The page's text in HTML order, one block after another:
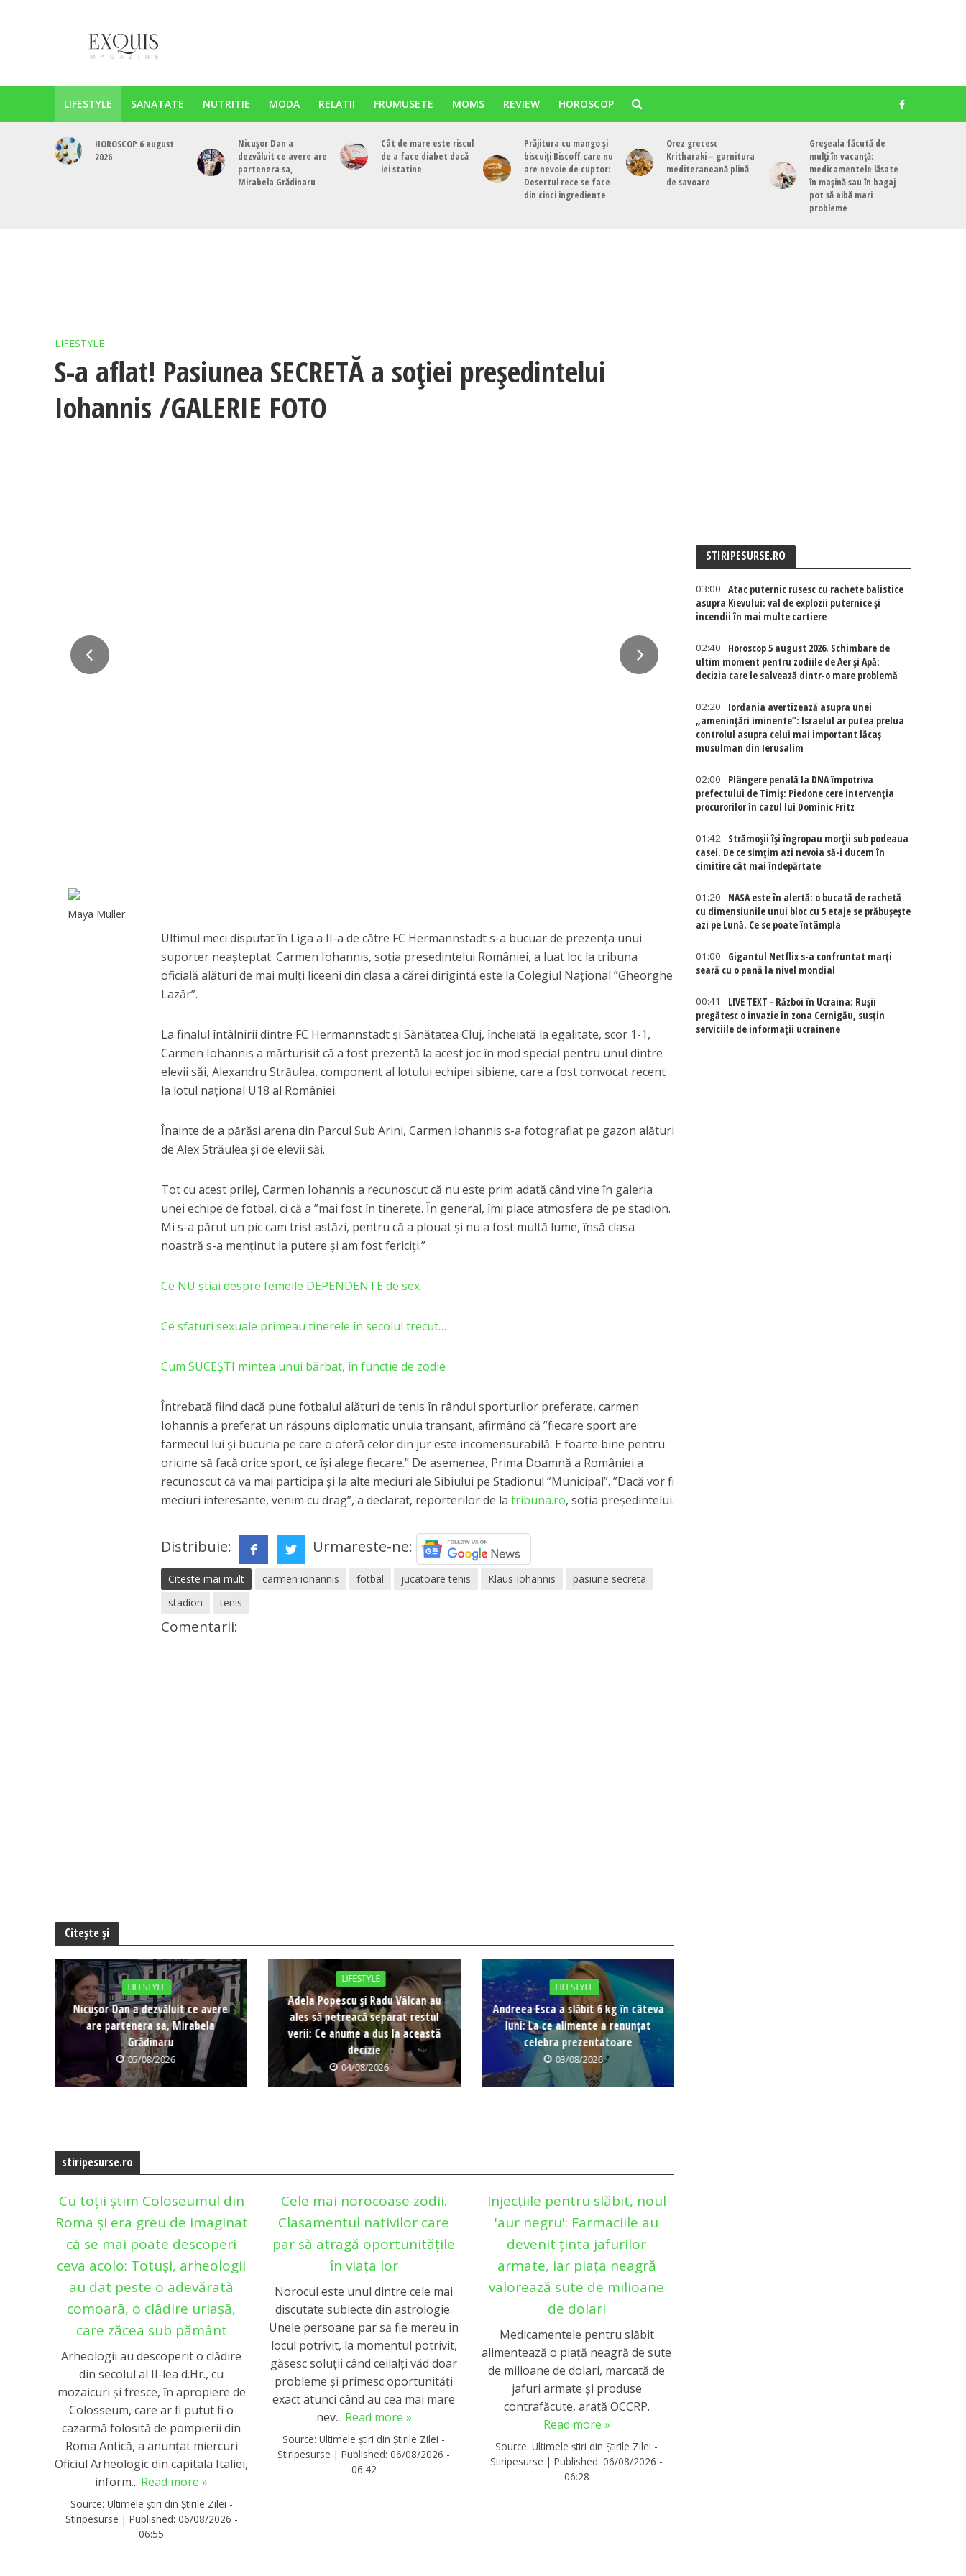
LIFESTYLE SANATATE NUTRITIE MODA RELATII FRUMUSETE MOMS REVIEW HOROSCOP
HOROSCOP 6 august
2026
Nicușor Dan a
dezvăluit ce avere are
partenera sa,
Mirabela Grădinaru
Cât de mare este riscul
de a face diabet dacă
iei statine
Prăjitura cu mango și
biscuiți Biscoff care nu
are nevoie de cuptor:
Desertul rece se face
din cinci ingrediente
Orez grecesc
Kritharaki – garnitura
mediteraneană plină
de savoare
Greșeala făcută de
mulți în vacanță:
medicamentele lăsate
în mașină sau în bagaj
pot să aibă mari
probleme
LIFESTYLE
S-a aflat! Pasiunea SECRETĂ a soției președintelui
Iohannis /GALERIE FOTO
Maya Muller
Ultimul meci disputat în Liga a II-a de către FC Hermannstadt s-a bucuar de prezența unui
suporter neașteptat. Carmen Iohannis, soția președintelui României, a luat loc la tribuna
oficială alături de mai mulți liceeni din clasa a cărei dirigintă este la Colegiul Național ”Gheorghe
Lazăr”.
La finalul întâlnirii dintre FC Hermannstadt și Sănătatea Cluj, încheiată la egalitate, scor 1-1,
Carmen Iohannis a mărturisit că a fost prezentă la acest joc în mod special pentru unul dintre
elevii săi, Alexandru Străulea, component al lotului echipei sibiene, care a fost convocat recent
la lotul național U18 al României.
Înainte de a părăsi arena din Parcul Sub Arini, Carmen Iohannis s-a fotografiat pe gazon alături
de Alex Străulea și de elevii săi.
Tot cu acest prilej, Carmen Iohannis a recunoscut că nu este prim adată când vine în galeria
unei echipe de fotbal, ci că a ”mai fost în tinerețe. În general, îmi place atmosfera de pe stadion.
Mi s-a părut un pic cam trist astăzi, pentru că a plouat și nu a fost multă lume, însă clasa
noastră s-a menținut la putere și am fost fericiți.”
Ce NU știai despre femeile DEPENDENTE de sex
Ce sfaturi sexuale primeau tinerele în secolul trecut…
Cum SUCEȘTI mintea unui bărbat, în funcţie de zodie
Întrebată fiind dacă pune fotbalul alături de tenis în rândul sporturilor preferate, carmen
Iohannis a preferat un răspuns diplomatic unuia tranșant, afirmând că ”fiecare sport are
farmecul lui și bucuria pe care o oferă celor din jur este incomensurabilă. E foarte bine pentru
oricine să facă orice sport, ce își alege fiecare.” De asemenea, Prima Doamnă a României a
recunoscut că va mai participa și la alte meciuri ale Sibiului pe Stadionul ”Municipal”. ”Dacă vor fi
meciuri interesante, venim cu drag”, a declarat, reporterilor de latribuna.ro, soția președintelui.
Distribuie: Urmareste-ne:
Citeste mai mult carmen iohannis fotbal jucatoare tenis Klaus Iohannis
pasiune secreta
stadion
tenis
Comentarii:
Citește și
LIFESTYLE
Nicușor Dan a dezvăluit ce avere
are partenera sa, Mirabela
Grădinaru
05/08/2026
LIFESTYLE
Adela Popescu și Radu Vâlcan au
ales să petreacă separat restul
verii: Ce anume a dus la această
decizie
04/08/2026
LIFESTYLE
Andreea Esca a slăbit 6 kg în câteva
luni: La ce alimente a renunțat
celebra prezentatoare
03/08/2026
stiripesurse.ro
Cu toții știm Coloseumul din
Roma și era greu de imaginat
că se mai poate descoperi
ceva acolo: Totuși, arheologii
au dat peste o adevărată
comoară, o clădire uriașă,
care zăcea sub pământ
Arheologii au descoperit o clădire
din secolul al II-lea d.Hr., cu
mozaicuri şi fresce, în apropiere de
Colosseum, care ar fi putut fi o
cazarmă folosită de pompierii din
Roma Antică, a anunţat miercuri
Oficiul Arheologic din capitala Italiei,
inform... Read more »
Source: Ultimele știri din Știrile Zilei -
Stiripesurse | Published: 06/08/2026 -
06:55
Cele mai norocoase zodii.
Clasamentul nativilor care
par să atragă oportunitățile
în viața lor
Norocul este unul dintre cele mai
discutate subiecte din astrologie.
Unele persoane par să fie mereu în
locul potrivit, la momentul potrivit,
găsesc soluții când ceilalți văd doar
probleme și primesc oportunități
exact atunci când au cea mai mare
nev... Read more »
Source:Ultimele știri din Știrile Zilei -
Stiripesurse |Published:06/08/2026 -
06:42
Injecțiile pentru slăbit, noul
'aur negru': Farmaciile au
devenit ținta jafurilor
armate, iar piața neagră
valorează sute de milioane
de dolari
Medicamentele pentru slăbit
alimentează o piață neagră de sute
de milioane de dolari, marcată de
jafuri armate și produse
contrafăcute, arată OCCRP.
Read more »
Source:Ultimele știri din Știrile Zilei -
Stiripesurse |Published:06/08/2026 -
06:28
STIRIPESURSE.RO
03:00
Atac puternic rusesc cu rachete balistice
asupra Kievului: val de explozii puternice și
incendii în mai multe cartiere
02:40
Horoscop 5 august 2026. Schimbare de
ultim moment pentru zodiile de Aer și Apă:
decizia care le salvează dintr-o mare problemă
02:20
Iordania avertizează asupra unei
„amenințări iminente”: Israelul ar putea prelua
controlul asupra celui mai important lăcaș
musulman din Ierusalim
02:00
Plângere penală la DNA împotriva
prefectului de Timiș: Piedone cere intervenția
procurorilor în cazul lui Dominic Fritz
01:42
Strămoșii își îngropau morții sub podeaua
casei. De ce simțim azi nevoia să-i ducem în
cimitire cât mai îndepărtate
01:20
NASA este în alertă: o bucată de rachetă
cu dimensiunile unui bloc cu 5 etaje se prăbușește
azi pe Lună. Ce se poate întâmpla
01:00
Gigantul Netflix s-a confruntat marţi
seară cu o pană la nivel mondial
00:41
LIVE TEXT - Război în Ucraina: Rușii
pregătesc o invazie în zona Cernigău, susțin
serviciile de informații ucrainene